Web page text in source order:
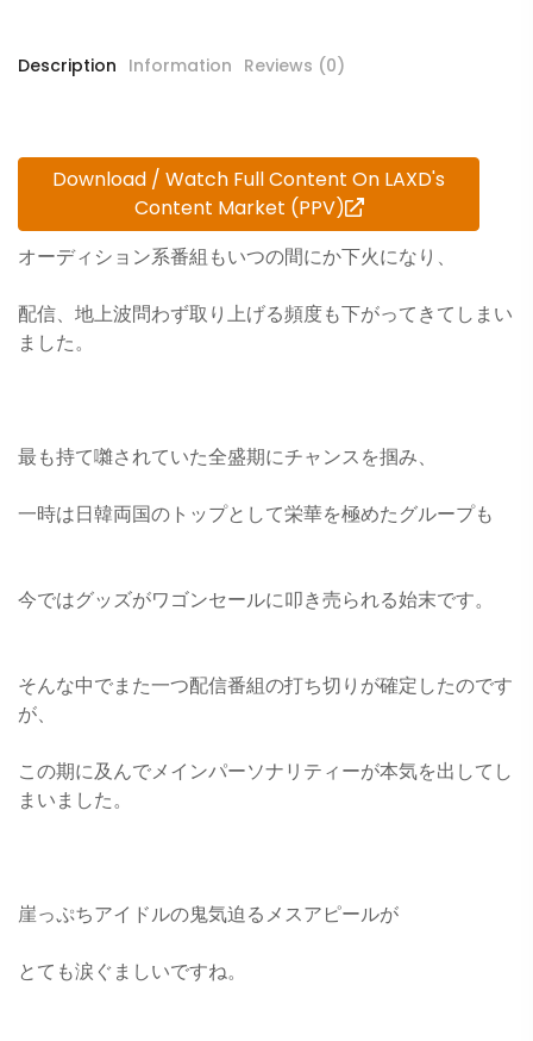
Description Information Reviews (0)
Download / Watch Full Content On LAXD's
Content Market (PPV)
オーディション系番組もいつの間にか下火になり、
配信、地上波問わず取り上げる頻度も下がってきてしまい
ました。
最も持て囃されていた全盛期にチャンスを掴み、
一時は日韓両国のトップとして栄華を極めたグループも
今ではグッズがワゴンセールに叩き売られる始末です。
そんな中でまた一つ配信番組の打ち切りが確定したのです
が、
この期に及んでメインパーソナリティーが本気を出してし
まいました。
崖っぷちアイドルの鬼気迫るメスアピールが
とても涙ぐましいですね。